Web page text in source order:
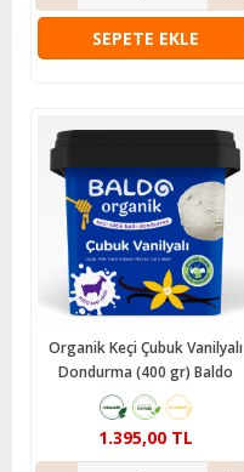
SEPETE EKLE
Organik Keçi Çubuk Vanilyalı
Dondurma (400 gr) Baldo
1.395,00 TL